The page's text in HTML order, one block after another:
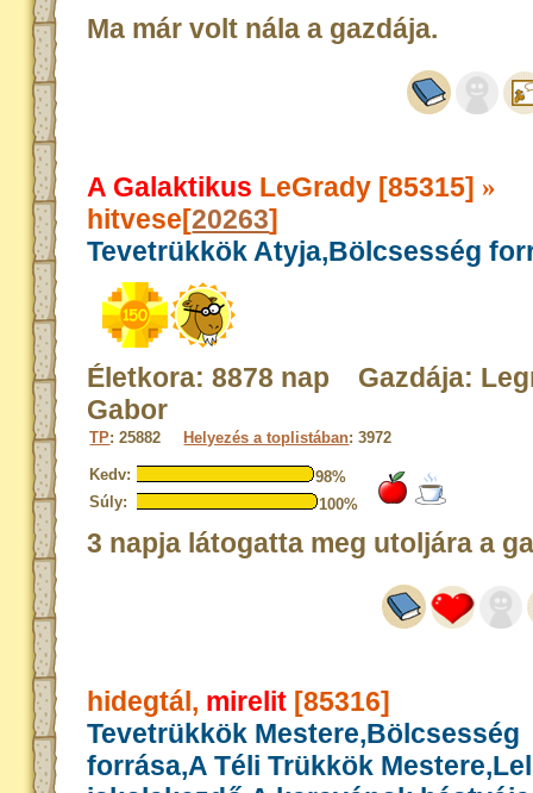
Ma már volt nála a gazdája.
A Galaktikus LeGrady [85315] »
hitvese[20263]
Tevetrükkök Atyja,Bölcsesség
Életkora: 8878 nap Gazdája:
Gabor
TP: 25882 Helyezés a toplistában: 3972
Kedv:
98%
Súly:
100%
3 napja látogatta meg utoljára a
hidegtál, mirelit [85316]
Tevetrükkök Mestere,Bölcsesség
forrása,A Téli Trükkök